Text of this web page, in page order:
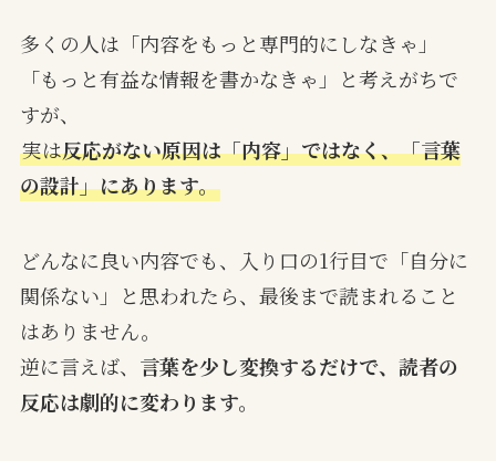
多くの人は「内容をもっと専門的にしなきゃ」
「もっと有益な情報を書かなきゃ」と考えがちで
すが、
実は反応がない原因は「内容」ではなく、「言葉
の設計」にあります。
どんなに良い内容でも、入り口の1行目で「自分に
関係ない」と思われたら、最後まで読まれること
はありません。
逆に言えば、 言葉を少し変換するだけで、読者の
反応は劇的に変わります。